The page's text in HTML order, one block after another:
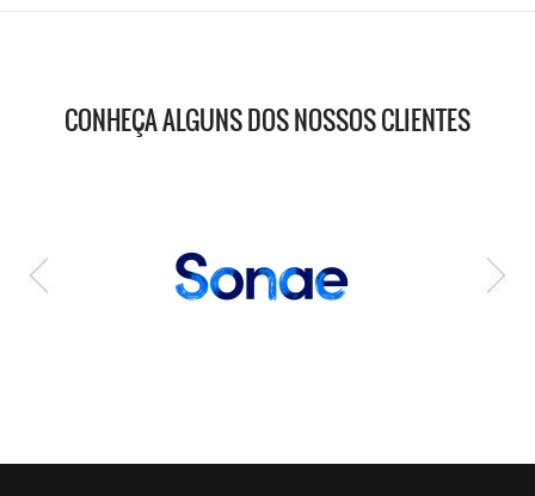
CONHEÇA ALGUNS DOS NOSSOS CLIENTES